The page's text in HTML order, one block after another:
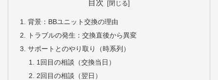
目次
背景：BBユニット交換の理由
トラブルの発生：交換直後から異変
サポートとのやり取り（時系列）
1回目の相談（交換当日）
2回目の相談（翌日）